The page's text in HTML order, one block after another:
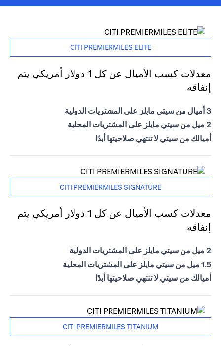
CITI PREMIERMILES ELITE
معدلات كسب الأميال عن كل 1 دولار أمريكي يتم
إنفاقه
3 أميال من سيتي مايلز على المشتريات الدولية
2 ميل من سيتي مايلز على المشتريات المحلية
أميالك من سيتي لا تنتهي صلاحيتها أبدًا
CITI PREMIERMILES SIGNATURE
معدلات كسب الأميال عن كل 1 دولار أمريكي يتم
إنفاقه
2 ميل من سيتي مايلز على المشتريات الدولية
1.5 ميل من سيتي مايلز على المشتريات المحلية
أميالك من سيتي لا تنتهي صلاحيتها أبدًا
CITI PREMIERMILES TITANIUM